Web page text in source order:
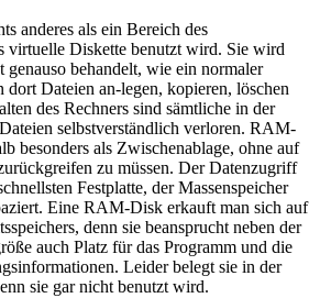
anderes als ein Bereich des
virtuelle Diskette benutzt wird. Sie wird
genauso behandelt, wie ein normaler
dort Dateien an-legen, kopieren, löschen
des Rechners sind sämtliche in der
selbstverständlich verloren. RAM-
besonders als Zwischenablage, ohne auf
zu müssen. Der Datenzugriff
Festplatte, der Massenspeicher
Eine RAM-Disk erkauft man sich auf
denn sie beansprucht neben der
auch Platz für das Programm und die
Leider belegt sie in der
sie gar nicht benutzt wird.